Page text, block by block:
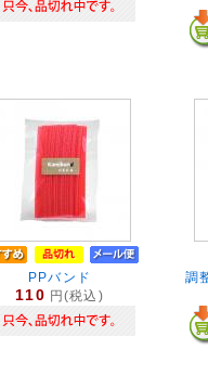
PPバンド
110 円(税込)
調